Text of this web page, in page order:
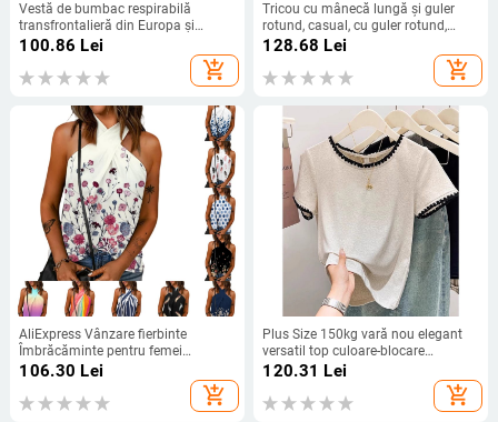
Vestă de bumbac respirabilă
transfrontalieră din Europa și
Statele Unite, Amazon, pentru femei,
comerț exterior, vânzare fierbinte,
tricou confortabil fără mâneci, cu
100.86 Lei
add_shopping_cart
Tricou cu mânecă lungă și guler
rotund, casual, cu guler rotund,
2020, la modă, toamnă și iarnă
128.68 Lei
add_shopping_cart
AliExpress Vânzare fierbinte
Îmbrăcăminte pentru femei
europene și americane Nou Casual
Slim Fit Fermoar la spate Guler
agățat Imprimat Fără mâneci
106.30 Lei
add_shopping_cart
Plus Size 150kg vară nou elegant
versatil top culoare-blocare
reducere vârstă bumbac pur cu
mânecă scurtă tricou femei Regular
Shoulder Base Shirt
120.31 Lei
add_shopping_cart